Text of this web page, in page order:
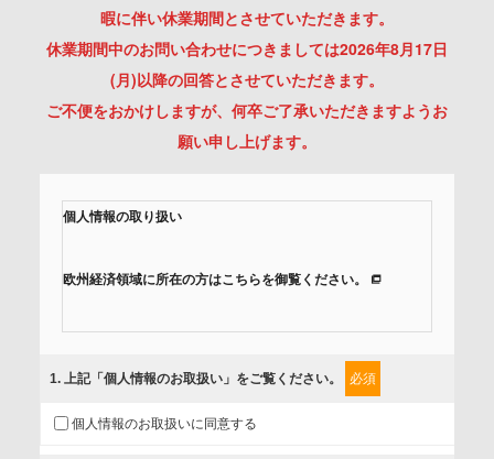
暇に伴い休業期間とさせていただきます。
休業期間中のお問い合わせにつきましては2026年8月17日
(月)以降の回答とさせていただきます。
ご不便をおかけしますが、何卒ご了承いただきますようお
願い申し上げます。
個人情報の取り扱い
欧州経済領域に所在の方はこちらを御覧ください。
組みを行っています。
に取扱い、これらで定める範囲内で、サービスの提供やご案
1. 上記「個人情報のお取扱い」をご覧ください。 必須
個人情報のお取扱いに同意する